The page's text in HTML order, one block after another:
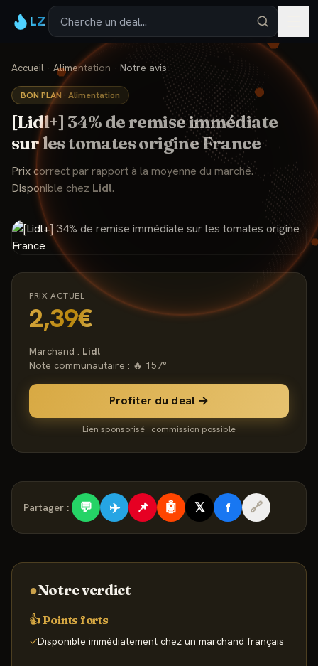
LZ
Accueil · Alimentation · Notre avis
BON PLAN · Alimentation
[Lidl+] 34% de remise immédiate
sur les tomates origine France
Prix correct par rapport à la moyenne du marché.
Disponible chez Lidl.
PRIX ACTUEL
2,39€
Marchand : Lidl
Note communautaire : 🔥 157°
Profiter du deal →
Lien sponsorisé · commission possible
Partager : 💬 ✈️ 📌 🤖 𝕏 f 🔗
●Notre verdict
👍 Points forts
✓Disponible immédiatement chez un marchand français